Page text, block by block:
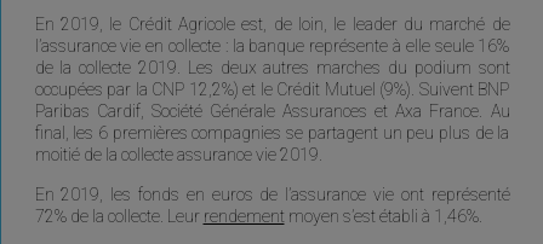
En 2019, le Crédit Agricole est, de loin, le leader du marché de
l’assurance vie en collecte : la banque représente à elle seule 16%
de la collecte 2019. Les deux autres marches du podium sont
occupées par la CNP 12,2%) et le Crédit Mutuel (9%). Suivent BNP
Paribas Cardif, Société Générale Assurances et Axa France. Au
final, les 6 premières compagnies se partagent un peu plus de la
moitié de la collecte assurance vie 2019.
En 2019, les fonds en euros de l’assurance vie ont représenté
72% de la collecte. Leur rendement moyen s’est établi à 1,46%.